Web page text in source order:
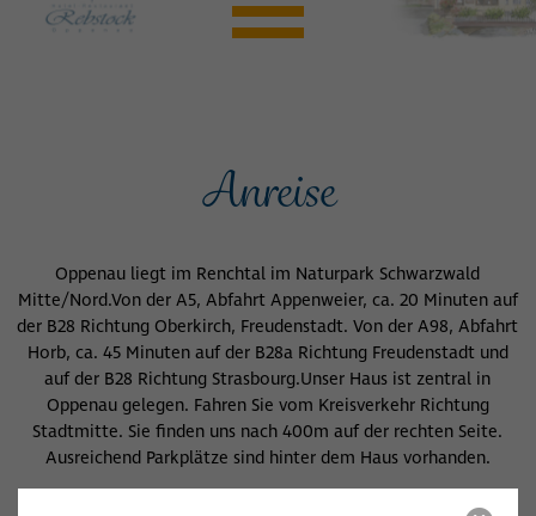
Anreise
Oppenau liegt im Renchtal im Naturpark Schwarzwald
Mitte/Nord.Von der A5, Abfahrt Appenweier, ca. 20 Minuten auf
der B28 Richtung Oberkirch, Freudenstadt. Von der A98, Abfahrt
Horb, ca. 45 Minuten auf der B28a Richtung Freudenstadtund
auf der B28 Richtung Strasbourg.Unser Haus ist zentral in
Oppenau gelegen. Fahren Sie vom Kreisverkehr Richtung
Stadtmitte. Sie finden uns nach 400m auf der rechten Seite.
Ausreichend Parkplätze sind hinter dem Haus vorhanden.